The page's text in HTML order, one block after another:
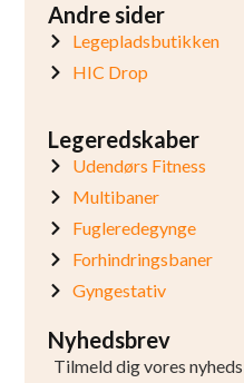
Andre sider
Legepladsbutikken
HIC Drop
Legeredskaber
Udendørs Fitness
Multibaner
Fugleredegynge
Forhindringsbaner
Gyngestativ
Nyhedsbrev
Tilmeld dig vores